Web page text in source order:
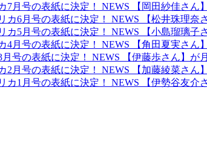
NEWS
【岡田紗佳さん
NEWS
【松井珠理奈
NEWS
【小島瑠璃子
NEWS
【角田夏実さん
NEWS
【伊藤歩さん】が
NEWS
【加藤綾菜さん
NEWS
【伊勢谷友介